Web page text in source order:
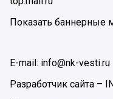
Показать баннерные
E-mail: info@nk-vesti.ru
Разработчик сайта –